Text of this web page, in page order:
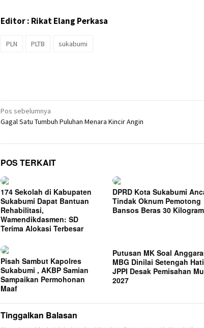
Editor : Rikat Elang Perkasa
PLN PLTB sukabumi
Navigasi
pos
Pos sebelumnya
Gagal Satu Tumbuh Puluhan Menara Kincir Angin
POS TERKAIT
174 Sekolah di Kabupaten
Sukabumi Dapat Bantuan
Rehabilitasi,
Wamendikdasmen: SD
Terima Alokasi Terbesar
DPRD Kota Sukabumi
Tindak Oknum Pemotong
Bansos Beras 30 Kilogram
Pisah Sambut Kapolres
Sukabumi , AKBP Samian
Sampaikan Permohonan
Maaf
Putusan MK Soal
MBG Dinilai Setengah
JPPI Desak Pemisahan
2027
Tinggalkan Balasan